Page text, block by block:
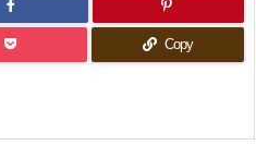
Copy